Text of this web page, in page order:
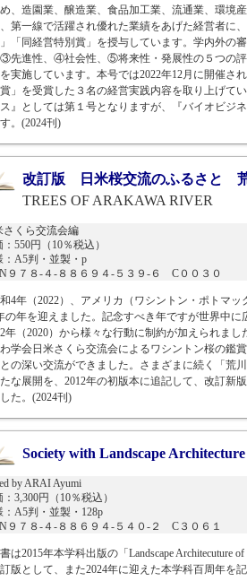
、造園業、醸造業、食品加工業、流通業、環境
第一線で活躍され優れた業績をあげた経営者に
「同経営特別賞」を授与しています。学内外
先進性、④社会性、⑤将来性・発展性の５つの
実施しています。本号では2022年12月に開催さ
賞」を受賞した３名の経営実践内容を取り上げて
』としては第１号となりますが、『バイオビジ
。(2024刊)
改訂版 日米桜交流のふるさと
TREES OF ARAKAWA RIVER
さくら交流会編
：550円（10％税込）
：A5判・並製・p
９７８-４-８８６９４-５３９-６ C００３０
4年（2022）、アメリカ（ワシントン・ポトマッ
の年を迎えました。記念すべき年ですが世界中に
年（2020）から様々な行動に制約が加えられまし
学会日米さくら交流会によるワシントン桜の鑑
の深い交流ができました。さまざまに続く「荒
な展開を、2012年の初版本に追記して、改訂新
た。(2024刊)
Society with Landscape
by ARAI Ayumi
：3,300円（10％税込）
：A5判・並製・128p
９７８-４-８８６９４-５４０-２ C３０６１
は2015年本学科出版の「Landscape Architecuture of
版として、また2024年に迎えた本学科百周年を